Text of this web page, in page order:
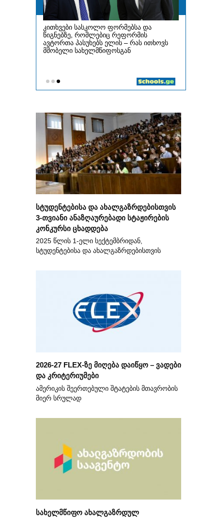
სტუდენტებისა და ახალგაზრდებისთვის
3-თვიანი ანაზღაურებადი სტაჟირების
კონკურსი ცხადდება
2025 წლის 1-ელი სექტემბრიდან,
სტუდენტებისა და ახალგაზრდებისთვის
2026-27 FLEX-ზე მიღება დაიწყო – ვადები
და კრიტერიუმები
ამერიკის შეერთებული შტატების მთავრობის
მიერ სრულად
სახელმწიფო ახალგაზრდულ